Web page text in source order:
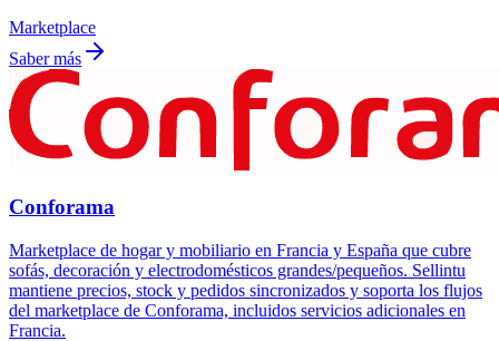
Marketplace
Saber más
Conforama
Marketplace de hogar y mobiliario en Francia y España que cubre
sofás, decoración y electrodomésticos grandes/pequeños. Sellintu
mantiene precios, stock y pedidos sincronizados y soporta los flujos
del marketplace de Conforama, incluidos servicios adicionales en
Francia.